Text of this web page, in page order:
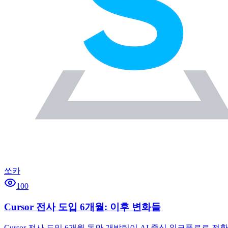
쏘카
100
Cursor 전사 도입 6개월: 이후 변화들